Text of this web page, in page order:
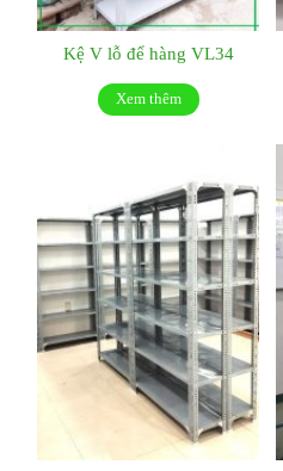
Kệ V lỗ để hàng VL34
Xem thêm